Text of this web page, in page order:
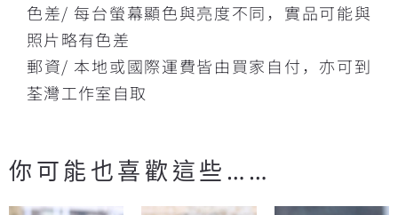
色差/ 每台螢幕顯色與亮度不同，實品可能與
照片略有色差
郵資/ 本地或國際運費皆由買家自付，亦可到
荃灣工作室自取
你可能也喜歡這些……